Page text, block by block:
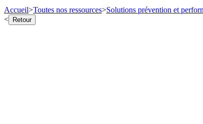
Accueil>Toutes nos ressources>Solutions prévention et
< Retour